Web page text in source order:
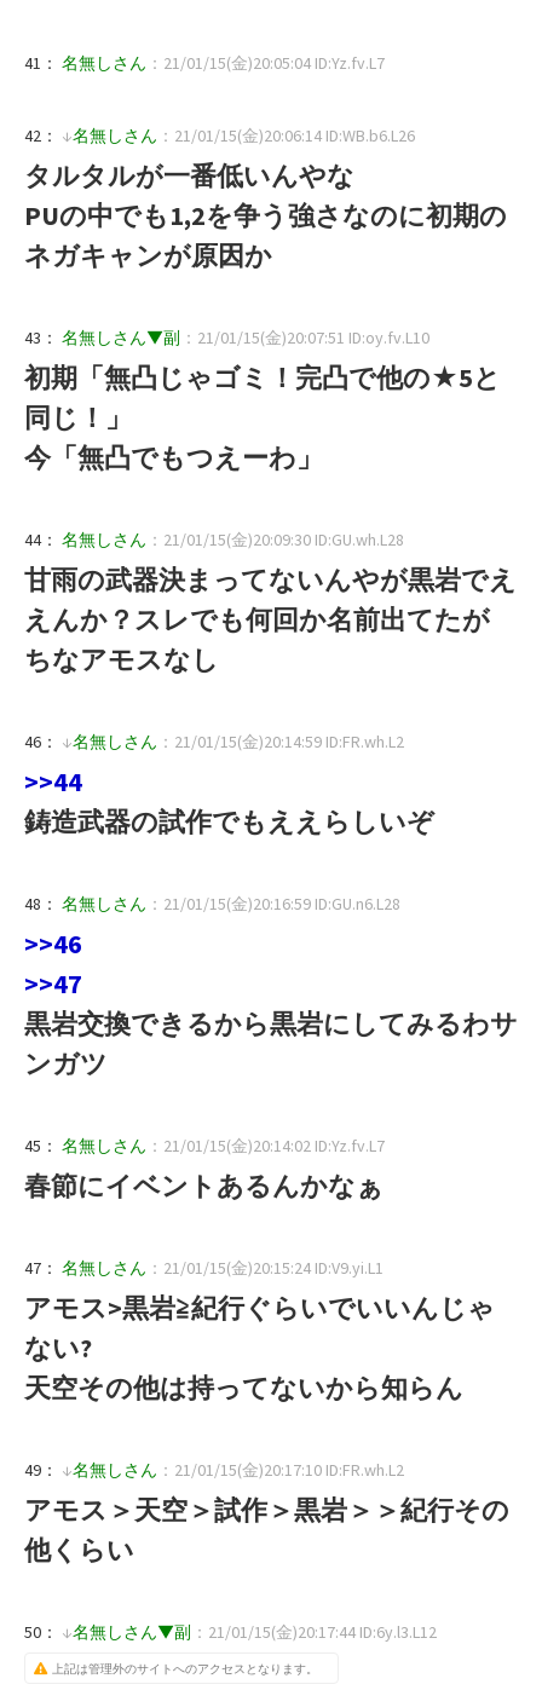
41： 名無しさん ：21/01/15(金)20:05:04 ID:Yz.fv.L7
42： ↓名無しさん ：21/01/15(金)20:06:14 ID:WB.b6.L26
タルタルが一番低いんやな
PUの中でも1,2を争う強さなのに初期の
ネガキャンが原因か
43： 名無しさん▼副 ：21/01/15(金)20:07:51 ID:oy.fv.L10
初期「無凸じゃゴミ！完凸で他の★5と
同じ！」
今「無凸でもつえーわ」
44： 名無しさん ：21/01/15(金)20:09:30 ID:GU.wh.L28
甘雨の武器決まってないんやが黒岩でえ
えんか？スレでも何回か名前出てたが
ちなアモスなし
46： ↓名無しさん ：21/01/15(金)20:14:59 ID:FR.wh.L2
>>44
鋳造武器の試作でもええらしいぞ
48： 名無しさん ：21/01/15(金)20:16:59 ID:GU.n6.L28
>>46
>>47
黒岩交換できるから黒岩にしてみるわサ
ンガツ
45： 名無しさん ：21/01/15(金)20:14:02 ID:Yz.fv.L7
春節にイベントあるんかなぁ
47： 名無しさん ：21/01/15(金)20:15:24 ID:V9.yi.L1
アモス>黒岩≧紀行ぐらいでいいんじゃ
ない?
天空その他は持ってないから知らん
49： ↓名無しさん ：21/01/15(金)20:17:10 ID:FR.wh.L2
アモス＞天空＞試作＞黒岩＞＞紀行その
他くらい
50： ↓名無しさん▼副 ：21/01/15(金)20:17:44 ID:6y.l3.L12
上記は管理外のサイトへのアクセスとなります。